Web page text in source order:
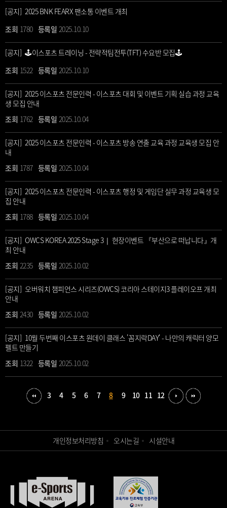
[공지] 2025 BNK FEARX 팬소통 이벤트 개최
1780
2025.10.10
[공지] 🕹️이스포츠 트레이닝 - 전략적팀전투(TFT) 수요반 모집🕹️
1522
2025.10.10
[공지] 2025 이스포츠 전문인력 - 이스포츠 대회 및 이벤트 기획 실습 과정 교육
생 모집 안내
1762
2025.10.04
[공지] 2025 이스포츠 전문인력 - 이스포츠 방송 연출 교육 과정 교육생 모집 안
내
1787
2025.10.04
[공지] 2025 이스포츠 전문인력 - 이스포츠 행정 및 게임단 실무 과정 교육생 모
집 안내
1788
2025.10.04
[공지] OWCS KOREA 2025 Stage 3｜ 현장이벤트 『부산으로 떠납니다』개
최 안내
2235
2025.10.02
[공지] 오버워치 챔피언스 시리즈(OWCS) 코리아 스테이지3 플레이오프 개최
안내
2430
2025.10.02
[공지] 10월 두번째 이스포츠 원데이 클래스 '꼼지락DAY' - 나만의 캐릭터 양모
펠트 만들기
1322
2025.10.02
3 4 5 6 7 8 9 10 11 12
개인정보처리방침 오시는길 시설안내